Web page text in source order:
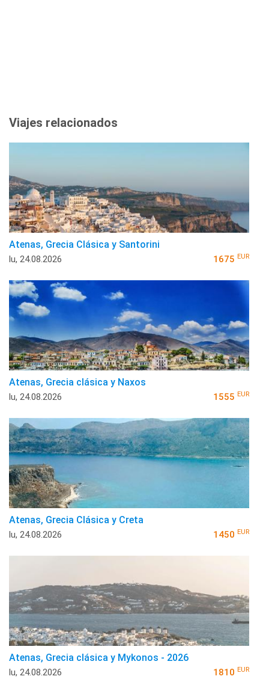
Viajes relacionados
Atenas, Grecia Clásica y Santorini
lu, 24.08.2026 1675 EUR
Atenas, Grecia clásica y Naxos
lu, 24.08.2026 1555 EUR
Atenas, Grecia Clásica y Creta
lu, 24.08.2026 1450 EUR
Atenas, Grecia clásica y Mykonos - 2026
lu, 24.08.2026 1810 EUR